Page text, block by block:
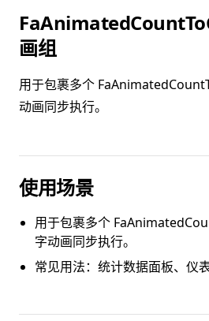
画组
用于包裹多个
动画同步执行。
使用场景
用于包裹多个
字动画同步执行。
常见用法：统计数据面板、仪